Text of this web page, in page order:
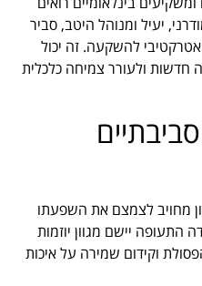
יעיל ומנוהל היטב, סביר
להשקעה. זה יכול
חדשות ולעורר צמיחה כלכלית
מחויב לצמצם את השפעתו
התעופה יישם מגוון יוזמות
וקידום שמירה על איכות